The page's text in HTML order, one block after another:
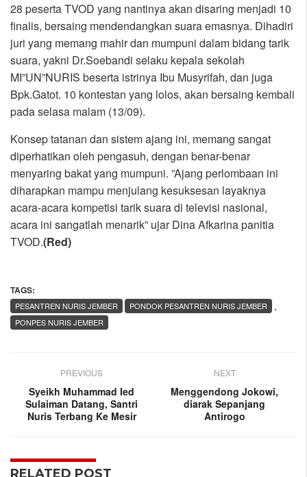
28 peserta TVOD yang nantinya akan disaring menjadi 10
finalis, bersaing mendendangkan suara emasnya. Dihadiri
juri yang memang mahir dan mumpuni dalam bidang tarik
suara, yakni Dr.Soebandi selaku kepala sekolah
MI”UN”NURIS beserta istrinya Ibu Musyrifah, dan juga
Bpk.Gatot. 10 kontestan yang lolos, akan bersaing kembali
pada selasa malam (13/09).
Konsep tatanan dan sistem ajang ini, memang sangat
diperhatikan oleh pengasuh, dengan benar-benar
menyaring bakat yang mumpuni. ”Ajang perlombaan ini
diharapkan mampu menjulang kesuksesan layaknya
acara-acara kompetisi tarik suara di televisi nasional,
acara ini sangatlah menarik” ujar Dina Afkarina panitia
TVOD.(Red)
TAGS:
,
PESANTREN NURIS JEMBER
PONDOK PESANTREN NURIS JEMBER
PONPES NURIS JEMBER
PREVIOUS
Syeikh Muhammad Ied
Sulaiman Datang, Santri
Nuris Terbang Ke Mesir
NEXT
Menggendong Jokowi,
diarak Sepanjang
Antirogo
RELATED POST